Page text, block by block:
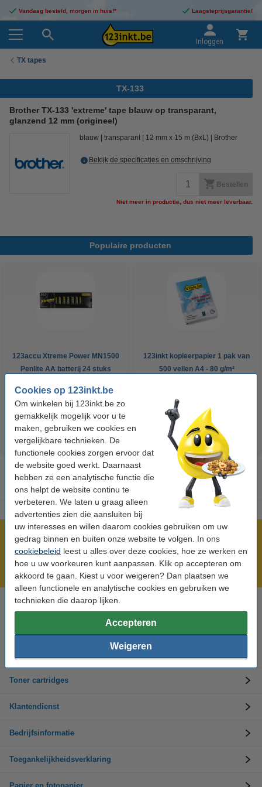
Cookies op 123inkt.be
Om winkelen bij 123inkt.be zo
gemakkelijk mogelijk voor u te
maken, gebruiken we cookies en
vergelijkbare technieken. De
functionele cookies zorgen ervoor dat
de website goed werkt. Daarnaast
hebben ze een analytische functie die
ons helpt de website continu te
verbeteren. We laten u graag alleen
advertenties zien die aansluiten bij
uw interesses en willen daarom cookies gebruiken om uw
gedrag binnen en buiten onze website te volgen. In ons
cookiebeleid leest u alles over deze cookies, hoe ze werken en
hoe u uw voorkeuren kunt aanpassen. Klik op accepteren om
akkoord te gaan. Kiest u voor weigeren? Dan plaatsen we
alleen functionele en analytische cookies en gebruiken we
technieken die daarop lijken.
Accepteren
Weigeren
Vandaag besteld, morgen in huis!* Laagsteprijsgarantie!
Inloggen
TX tapes
TX-133
Brother TX-133 'extreme' tape blauw op transparant,
glanzend 12 mm (origineel)
blauw transparant 12 mm x 15 m (BxL) Brother
Bekijk de specificaties en omschrijving
Bestellen
Niet meer in productie, dus niet meer leverbaar.
Populaire producten
123accu Xtreme Power MN1500
Penlite AA batterij 24 stuks
123inkt kopieerpapier 1 pak van
500 vellen A4 - 80 g/m²
€ 7,25
Meer dan 5 miljoen klanten!
Voor 22.00 uur besteld, morgen in huis!
Hulp nodig? Bel ons op +32 (0)9 39 64 123
Op werkdagen van 8.30 tot 17 uur
Toner cartridges
Klantendienst
Bedrijfsinformatie
Toegankelijkheidsverklaring